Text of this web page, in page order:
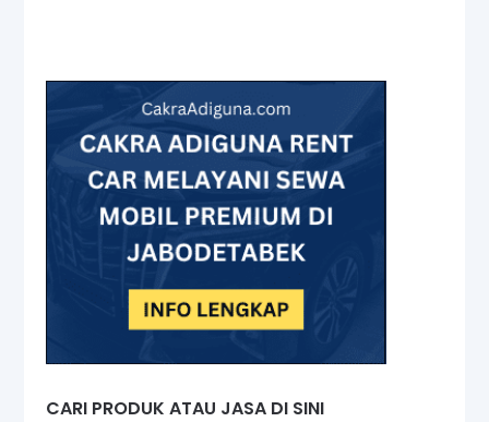
CARI PRODUK ATAU JASA DI SINI